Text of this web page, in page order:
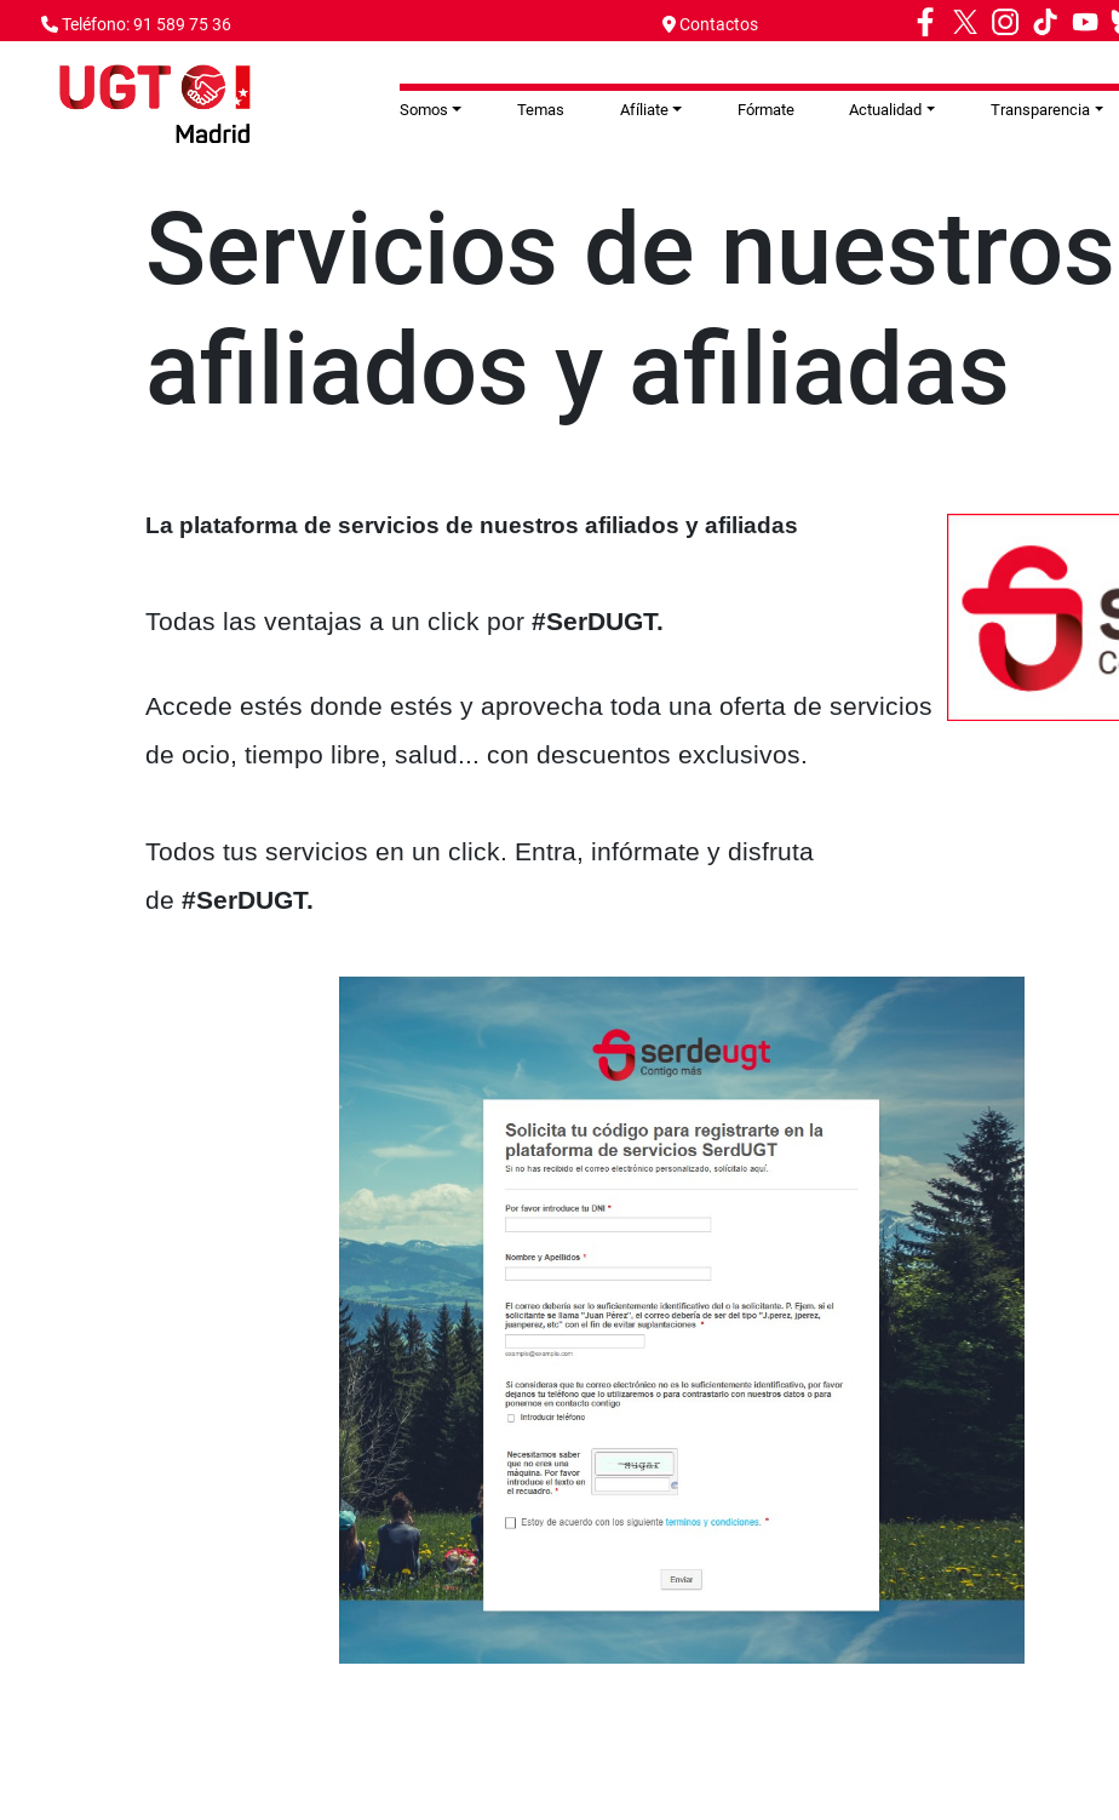
Pasar al contenido principal
Teléfono: 91 589 75 36 Contactos
Somos Temas Afíliate Fórmate Actualidad Transparencia
Servicios de nuestros
afiliados y afiliadas
La plataforma de servicios de nuestros afiliados y afiliadas
Todas las ventajas a un click por #SerDUGT.
Accede estés donde estés y aprovecha toda una oferta de servicios
de ocio, tiempo libre, salud... con descuentos exclusivos.
Todos tus servicios en un click. Entra, infórmate y disfruta
de #SerDUGT.